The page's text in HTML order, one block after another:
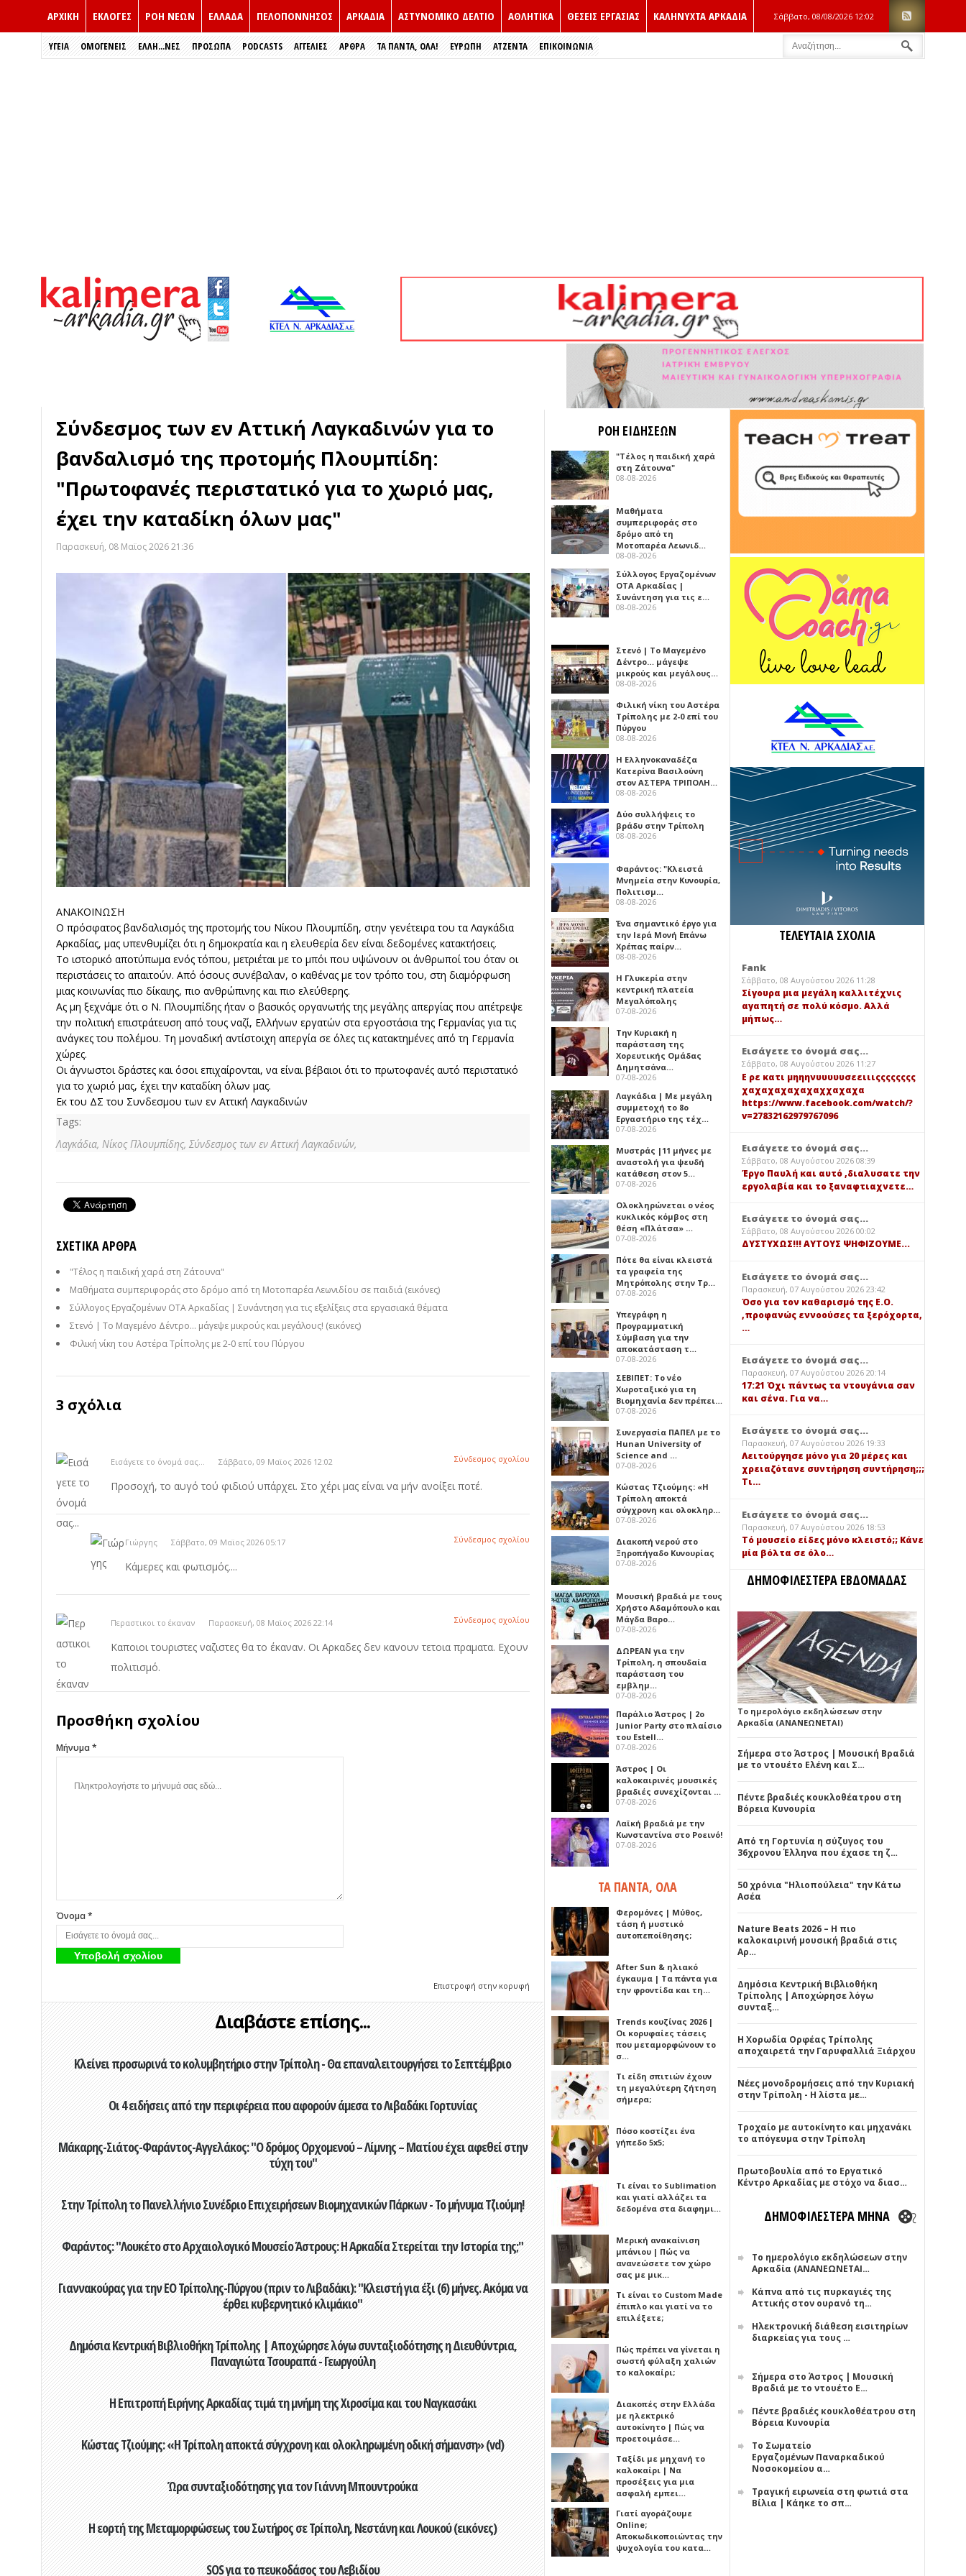
ΑΡΧΙΚΗ ΕΚΛΟΓΈΣ ΡΟΗ ΝΕΩΝ ΕΛΛΑΔΑ ΠΕΛΟΠΟΝΝΗΣΟΣ ΑΡΚΑΔΙΑ ΑΣΤΥΝΟΜΙΚΟ ΔΕΛΤΙΟ ΑΘΛΗΤΙΚΑ ΘΕΣΕΙΣ ΕΡΓΑΣΙΑΣ ΚΑΛΗΝΥΧΤΑ ΑΡΚΑΔΙΑ Σάββατο, 08/08/2026 12:02
ΥΓΕΙΑ ΟΜΟΓΕΝΕΙΣ ΈΛΛΗ...ΝΕΣ ΠΡΌΣΩΠΑ PODCASTS ΑΓΓΕΛΙΕΣ ΑΡΘΡΑ ΤΑ ΠΑΝΤΑ, ΟΛΑ! ΕΥΡΏΠΗ ΑΤΖΕΝΤΑ ΕΠΙΚΟΙΝΩΝΙΑ
Σύνδεσμος των εν Αττική Λαγκαδινών για το
βανδαλισμό της προτομής Πλουμπίδη:
"Πρωτοφανές περιστατικό για το χωριό μας,
έχει την καταδίκη όλων μας"
Παρασκευή, 08 Μαϊος 2026 21:36
ΑΝΑΚΟΙΝΩΣΗ
Ο πρόσφατος βανδαλισμός της προτομής του Νίκου Πλουμπίδη, στην γενέτειρα του τα Λαγκάδια
Αρκαδίας, μας υπενθυμίζει ότι η δημοκρατία και η ελευθερία δεν είναι δεδομένες κατακτήσεις.
Το ιστορικό αποτύπωμα ενός τόπου, μετριέται με το μπόι που υψώνουν οι άνθρωποί του όταν οι
περιστάσεις το απαιτούν. Από όσους συνέβαλαν, ο καθένας με τον τρόπο του, στη διαμόρφωση
μιας κοινωνίας πιο δίκαιης, πιο ανθρώπινης και πιο ελεύθερης.
Ας μη ξεχνάμε ότι ο Ν. Πλουμπίδης ήταν ο βασικός οργανωτής της μεγάλης απεργίας που απέτρεψε
την πολιτική επιστράτευση από τους ναζί, Ελλήνων εργατών στα εργοστάσια της Γερμανίας για τις
ανάγκες του πολέμου. Τη μοναδική αντίστοιχη απεργία σε όλες τις κατακτημένες από τη Γερμανία
χώρες.
Οι άγνωστοι δράστες και όσοι επιχαίρονται, να είναι βέβαιοι ότι το πρωτοφανές αυτό περιστατικό
για το χωριό μας, έχει την καταδίκη όλων μας.
Εκ του ΔΣ του Συνδεσμου των εν Αττική Λαγκαδινών
Tags:
Λαγκάδια, Νίκος Πλουμπίδης, Σύνδεσμος των εν Αττική Λαγκαδινών,
ΣΧΕΤΙΚΆ ΆΡΘΡΑ
"Τέλος η παιδική χαρά στη Ζάτουνα"
Μαθήματα συμπεριφοράς στο δρόμο από τη Μοτοπαρέα Λεωνιδίου σε παιδιά (εικόνες)
Σύλλογος Εργαζομένων ΟΤΑ Αρκαδίας | Συνάντηση για τις εξελίξεις στα εργασιακά θέματα
Στενό | Το Μαγεμένο Δέντρο… μάγεψε μικρούς και μεγάλους! (εικόνες)
Φιλική νίκη του Αστέρα Τρίπολης με 2-0 επί του Πύργου
3 σχόλια
Εισάγετε το όνομά σας... Σάββατο, 09 Μαϊος 2026 12:02 Σύνδεσμος σχολίου
Προσοχή, το αυγό τού φιδιού υπάρχει. Στο χέρι μας είναι να μήν ανοίξει ποτέ.
Γιώργης Σάββατο, 09 Μαϊος 2026 05:17 Σύνδεσμος σχολίου
Κάμερες και φωτισμός....
Περαστικοι το έκαναν Παρασκευή, 08 Μαϊος 2026 22:14 Σύνδεσμος σχολίου
Καποιοι τουριστες ναζιστες θα το έκαναν. Οι Αρκαδες δεν κανουν τετοια πραματα. Εχουν
πολιτισμό.
Προσθήκη σχολίου
Μήνυμα *
Όνομα *
Επιστροφή στην κορυφή
Διαβάστε επίσης...
Κλείνει προσωρινά το κολυμβητήριο στην Τρίπολη - Θα επαναλειτουργήσει το Σεπτέμβριο
Οι 4 ειδήσεις από την περιφέρεια που αφορούν άμεσα το Λιβαδάκι Γορτυνίας
Μάκαρης-Σιάτος-Φαράντος-Αγγελάκος: "Ο δρόμος Ορχομενού – Λίμνης – Ματίου έχει αφεθεί στην
τύχη του"
Στην Τρίπολη το Πανελλήνιο Συνέδριο Επιχειρήσεων Βιομηχανικών Πάρκων - Το μήνυμα Τζιούμη!
Φαράντος: "Λουκέτο στο Αρχαιολογικό Μουσείο Άστρους: Η Αρκαδία Στερείται την Ιστορία της;"
Γιαννακούρας για την EO Τρίπολης-Πύργου (πριν το Λιβαδάκι): "Κλειστή για έξι (6) μήνες. Ακόμα να
έρθει κυβερνητικό κλιμάκιο"
Δημόσια Κεντρική Βιβλιοθήκη Τρίπολης | Αποχώρησε λόγω συνταξιοδότησης η Διευθύντρια,
Παναγιώτα Τσουραπά - Γεωργούλη
Η Επιτροπή Ειρήνης Αρκαδίας τιμά τη μνήμη της Χιροσίμα και του Ναγκασάκι
Κώστας Τζιούμης: «Η Τρίπολη αποκτά σύγχρονη και ολοκληρωμένη οδική σήμανση» (vd)
Ώρα συνταξιοδότησης για τον Γιάννη Μπουντρούκα
Η εορτή της Μεταμορφώσεως του Σωτήρος σε Τρίπολη, Νεστάνη και Λουκού (εικόνες)
SOS για το πευκοδάσος του Λεβιδίου
ΡΟΗ ΕΙΔΗΣΕΩΝ
"Τέλος η παιδική χαρά
στη Ζάτουνα"
08-08-2026
Μαθήματα
συμπεριφοράς στο
δρόμο από τη
Μοτοπαρέα Λεωνιδ…
08-08-2026
Σύλλογος Εργαζομένων
ΟΤΑ Αρκαδίας |
Συνάντηση για τις ε…
08-08-2026
Στενό | Το Μαγεμένο
Δέντρο… μάγεψε
μικρούς και μεγάλους…
08-08-2026
Φιλική νίκη του Αστέρα
Τρίπολης με 2-0 επί του
Πύργου
08-08-2026
Η Ελληνοκαναδέζα
Κατερίνα Βασιλούνη
στον ΑΣΤΕΡΑ ΤΡΙΠΟΛΗ…
08-08-2026
Δύο συλλήψεις το
βράδυ στην Τρίπολη
08-08-2026
Φαράντος: "Κλειστά
Μνημεία στην Κυνουρία,
Πολιτισμ…
08-08-2026
Ένα σημαντικό έργο για
την Ιερά Μονή Επάνω
Χρέπας παίρν…
08-08-2026
Η Γλυκερία στην
κεντρική πλατεία
Μεγαλόπολης
07-08-2026
Την Κυριακή η
παράσταση της
Χορευτικής Ομάδας
Δημητσάνα…
07-08-2026
Λαγκάδια | Με μεγάλη
συμμετοχή το 8ο
Εργαστήριο της τέχ…
07-08-2026
Μυστράς |11 μήνες με
αναστολή για ψευδή
κατάθεση στον 5…
07-08-2026
Ολοκληρώνεται ο νέος
κυκλικός κόμβος στη
θέση «Πλάτσα» …
07-08-2026
Πότε θα είναι κλειστά
τα γραφεία της
Μητρόπολης στην Τρ…
07-08-2026
Υπεγράφη η
Προγραμματική
Σύμβαση για την
αποκατάσταση τ…
07-08-2026
ΣΕΒΙΠΕΤ: Το νέο
Χωροταξικό για τη
Βιομηχανία δεν πρέπει…
07-08-2026
Συνεργασία ΠΑΠΕΛ με το
Hunan University of
Science and …
07-08-2026
Κώστας Τζιούμης: «Η
Τρίπολη αποκτά
σύγχρονη και ολοκληρ…
07-08-2026
Διακοπή νερού στο
Ξηροπήγαδο Κυνουρίας
07-08-2026
Μουσική βραδιά με τους
Χρήστο Αδαμόπουλο και
Μάγδα Βαρο…
07-08-2026
ΔΩΡΕΑΝ για την
Τρίπολη, η σπουδαία
παράσταση του
εμβλημ…
07-08-2026
Παράλιο Άστρος | 2ο
Junior Party στο πλαίσιο
του Estell…
07-08-2026
Άστρος | Οι
καλοκαιρινές μουσικές
βραδιές συνεχίζονται …
07-08-2026
Λαϊκή βραδιά με την
Κωνσταντίνα στο Ροεινό!
07-08-2026
ΤΑ ΠΑΝΤΑ, ΟΛΑ
Φερομόνες | Μύθος,
τάση ή μυστικό
αυτοπεποίθησης;
After Sun & ηλιακό
έγκαυμα | Τα πάντα για
την φροντίδα και τη…
Trends κουζίνας 2026 |
Οι κορυφαίες τάσεις
που μεταμορφώνουν το
σ…
Τι είδη σπιτιών έχουν
τη μεγαλύτερη ζήτηση
σήμερα;
Πόσο κοστίζει ένα
γήπεδο 5x5;
Τι είναι το Sublimation
και γιατί αλλάζει τα
δεδομένα στα διαφημι…
Μερική ανακαίνιση
μπάνιου | Πώς να
ανανεώσετε τον χώρο
σας με μικ…
Τι είναι το Custom Made
έπιπλο και γιατί να το
επιλέξετε;
Πώς πρέπει να γίνεται η
σωστή φύλαξη χαλιών
το καλοκαίρι;
Διακοπές στην Ελλάδα
με ηλεκτρικό
αυτοκίνητο | Πώς να
προετοιμάσε…
Ταξίδι με μηχανή το
καλοκαίρι | Να
προσέξεις για μια
ασφαλή εμπει…
Γιατί αγοράζουμε
Online;
Αποκωδικοποιώντας την
ψυχολογία του κατα…
ΤΕΛΕΥΤΑΙΑ ΣΧΟΛΙΑ
Fank
Σάββατο, 08 Αυγούστου 2026 11:28
Σίγουρα μια μεγάλη καλλιτέχνις
αγαπητή σε πολύ κόσμο. Αλλά
μήπως…
Εισάγετε το όνομά σας...
Σάββατο, 08 Αυγούστου 2026 11:27
Ε ρε κατι μηηηνυυυυυσεειιιςςςςςςςς
χαχαχαχαχαχαχχαχαχα
https://www.facebook.com/watch/?
v=27832162979767096
Εισάγετε το όνομά σας...
Σάββατο, 08 Αυγούστου 2026 08:39
Έργο Παυλή και αυτό ,διαλυσατε την
εργολαβία και το ξαναφτιαχνετε…
Εισάγετε το όνομά σας...
Σάββατο, 08 Αυγούστου 2026 00:02
ΔΥΣΤΥΧΩΣ!!! ΑΥΤΟΥΣ ΨΗΦΙΖΟΥΜΕ...
Εισάγετε το όνομά σας...
Παρασκευή, 07 Αυγούστου 2026 23:42
Όσο για τον καθαρισμό της Ε.Ο.
,προφανώς εννοούσες τα ξερόχορτα,
…
Εισάγετε το όνομά σας...
Παρασκευή, 07 Αυγούστου 2026 20:14
17:21 Όχι πάντως τα ντουγάνια σαν
και σένα. Για να…
Εισάγετε το όνομά σας...
Παρασκευή, 07 Αυγούστου 2026 19:33
Λειτούργησε μόνο για 20 μέρες και
χρειαζότανε συντήρηση συντήρηση;;;
Τι…
Εισάγετε το όνομά σας...
Παρασκευή, 07 Αυγούστου 2026 18:53
Τό μουσείο είδες μόνο κλειστό;; Κάνε
μία βόλτα σε όλο…
ΔΗΜΟΦΙΛΕΣΤΕΡΑ ΕΒΔΟΜΑΔΑΣ
Το ημερολόγιο εκδηλώσεων στην
Αρκαδία (ΑΝΑΝΕΩΝΕΤΑΙ)
Σήμερα στο Άστρος | Μουσική Βραδιά
με το ντουέτο Ελένη και Σ…
Πέντε βραδιές κουκλοθέατρου στη
Βόρεια Κυνουρία
Από τη Γορτυνία η σύζυγος του
36χρονου Έλληνα που έχασε τη ζ…
50 χρόνια "Ηλιοπούλεια" την Κάτω
Ασέα
Nature Beats 2026 – Η πιο
καλοκαιρινή μουσική βραδιά στις
Αρ…
Δημόσια Κεντρική Βιβλιοθήκη
Τρίπολης | Αποχώρησε λόγω
συνταξ…
Η Χορωδία Ορφέας Τρίπολης
αποχαιρετά την Γαρυφαλλιά Ξιάρχου
Νέες μονοδρομήσεις από την Κυριακή
στην Τρίπολη - Η λίστα με…
Τροχαίο με αυτοκίνητο και μηχανάκι
το απόγευμα στην Τρίπολη
Πρωτοβουλία από το Εργατικό
Κέντρο Αρκαδίας με στόχο να διασ…
ΔΗΜΟΦΙΛΕΣΤΕΡΑ ΜΗΝΑ
Το ημερολόγιο εκδηλώσεων στην
Αρκαδία (ΑΝΑΝΕΩΝΕΤΑΙ…
Κάπνα από τις πυρκαγιές της
Αττικής στον ουρανό τη…
Ηλεκτρονική διάθεση εισιτηρίων
διαρκείας για τους …
Σήμερα στο Άστρος | Μουσική
Βραδιά με το ντουέτο Ε…
Πέντε βραδιές κουκλοθέατρου στη
Βόρεια Κυνουρία
Το Σωματείο
Εργαζομένων Παναρκαδικού
Νοσοκομείου α…
Τραγική ειρωνεία στη φωτιά στα
Βίλια | Κάηκε το σπ…